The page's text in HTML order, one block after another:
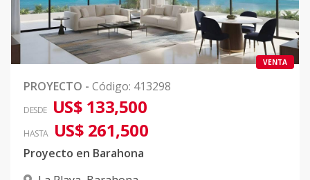
VENTA
PROYECTO - Código: 413298
DESDE US$ 133,500
HASTA US$ 261,500
Proyecto en Barahona